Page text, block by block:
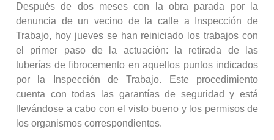
Después de dos meses con la obra parada por la
denuncia de un vecino de la calle a Inspección de
Trabajo, hoy jueves se han reiniciado los trabajos con
el primer paso de la actuación: la retirada de las
tuberías de fibrocemento en aquellos puntos indicados
por la Inspección de Trabajo. Este procedimiento
cuenta con todas las garantías de seguridad y está
llevándose a cabo con el visto bueno y los permisos de
los organismos correspondientes.